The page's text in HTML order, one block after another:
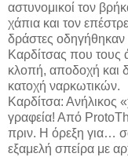
αστυνομικοί τον
χάπια και τον
δράστες οδηγήθηκαν
Καρδίτσας που τους
κλοπή, αποδοχή και
κατοχή ναρκωτικών.
Καρδίτσα: Ανήλικος
γραφεία! Από
πριν. Η όρεξη για…
εξαμελή σπείρα με